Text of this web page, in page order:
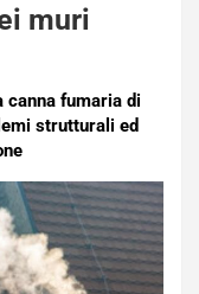
muri
canna fumaria di
strutturali ed